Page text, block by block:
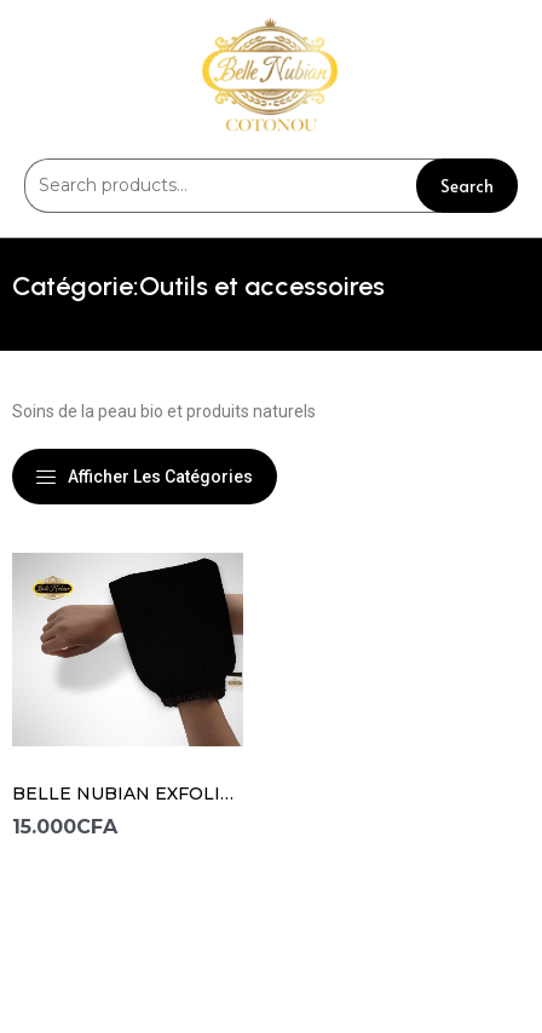
Search
Outils et accessoires
Soins de la peau bio et produits naturels
Afficher Les Catégories
BELLE NUBIAN EXFOLIANTS GANTS HAMMAM
15.000CFA